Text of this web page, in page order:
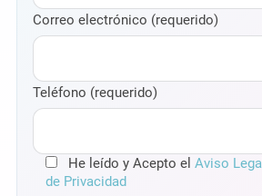
Correo electrónico (requerido)
Teléfono (requerido)
He leído y Acepto el Aviso Legal
de Privacidad